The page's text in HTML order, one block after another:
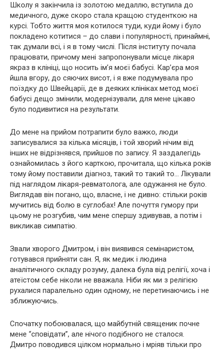
Школу я закінчила із золотою медаллю, вступила до
медичного, дуже скоро стала кращою студенткою на
курсі. Тобто життя моя котилося туди, куди йому і було
покладено котитися – до слави і популярності, принаймні,
так думали всі, і я в тому числі. Після інституту почала
працювати, причому мені запропонували місце лікаря
якраз в клініці, що носить ім’я моєї бабусі. Кар’єра моя
йшла вгору, до сяючих висот, і я вже подумувала про
поїздку до Швейцарії, де в деяких клініках метод моєї
бабусі дещо змінили, модернізували, для мене цікаво
було подивитися на результати.
До мене на прийом потрапити було важко, люди
записувалися за кілька місяців, і той хворий нічим від
інших не відрізнявся, прийшов по запису. Я заздалегідь
ознайомилась з його карткою, прочитала, що кілька років
тому йому поставили діагноз, такий то такий то… Лікували
під наглядом лікаря-ревматолога, але одужання не було.
Виглядав він погано, що, власне, і не дивно: стільки років
мучитись від болю в суглобах! Але почуття гумору при
цьому не розгубив, чим мене спершу здивував, а потім і
викликав симпатію.
Звали хворого Дмитром, і він виявився семінаристом,
готувався прийняти сан. Я, як медик і людина
аналітичного складу розуму, далека була від релігії, хоча і
атеїстом себе ніколи не вважала. Ніби як ми з релігією
рухалися паралельно один одному, не перетинаючись і не
зближуючись.
Спочатку побоювалася, що майбутній священик почне
мене “сповідати”, але нічого подібного не сталося.
Дмитро поводився цілком нормально і мріяв тільки про